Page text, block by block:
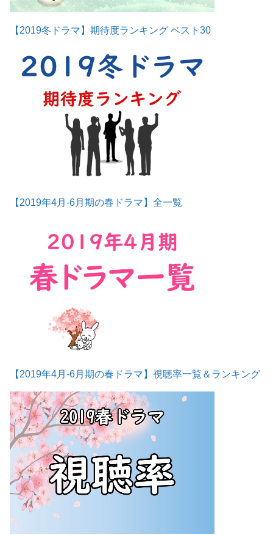
【2019冬ドラマ】期待度ランキング ベスト30
【2019年4月-6月期の春ドラマ】全一覧
【2019年4月-6月期の春ドラマ】視聴率一覧＆ランキング